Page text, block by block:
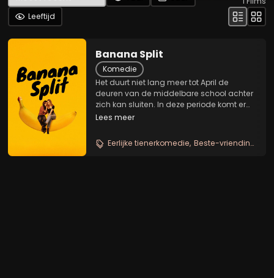
Leeftijd
Banana Split
Komedie
Het duurt niet lang meer tot April de
deuren van de middelbare school achter
zich kan sluiten. In deze periode komt er
tevens een einde aan haar langdurige
over enkele maanden aan de universiteit
begint,...
Lees meer
Eerlijke tienerkomedie Beste-vriendinnenverhaal